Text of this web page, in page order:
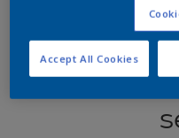
Accept All Cookies